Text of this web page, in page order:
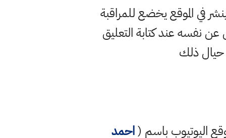
في الموقع يخضع للمراقبة
نفسه عند كتابة التعليق
حيال ذلك
اليوتيوب باسم (احمد